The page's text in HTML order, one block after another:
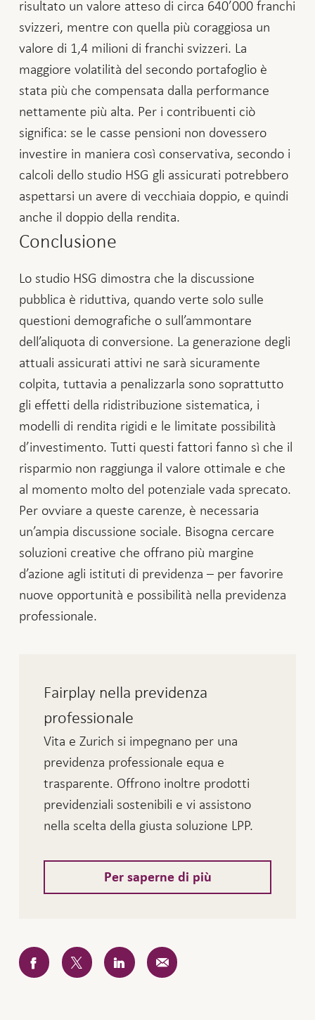
risultato un valore atteso di circa 640’000 franchi
svizzeri, mentre con quella più coraggiosa un
valore di 1,4 milioni di franchi svizzeri. La
maggiore volatilità del secondo portafoglio è
stata più che compensata dalla performance
nettamente più alta. Per i contribuenti ciò
significa: se le casse pensioni non dovessero
investire in maniera così conservativa, secondo i
calcoli dello studio HSG gli assicurati potrebbero
aspettarsi un avere di vecchiaia doppio, e quindi
anche il doppio della rendita.
Conclusione
Lo studio HSG dimostra che la discussione
pubblica è riduttiva, quando verte solo sulle
questioni demografiche o sull’ammontare
dell’aliquota di conversione. La generazione degli
attuali assicurati attivi ne sarà sicuramente
colpita, tuttavia a penalizzarla sono soprattutto
gli effetti della ridistribuzione sistematica, i
modelli di rendita rigidi e le limitate possibilità
d’investimento. Tutti questi fattori fanno sì che il
risparmio non raggiunga il valore ottimale e che
al momento molto del potenziale vada sprecato.
Per ovviare a queste carenze, è necessaria
un’ampia discussione sociale. Bisogna cercare
soluzioni creative che offrano più margine
d’azione agli istituti di previdenza – per favorire
nuove opportunità e possibilità nella previdenza
professionale.
Fairplay nella previdenza
professionale
Vita e Zurich si impegnano per una
previdenza professionale equa e
trasparente. Offrono inoltre prodotti
previdenziali sostenibili e vi assistono
nella scelta della giusta soluzione LPP.
Per saperne di più